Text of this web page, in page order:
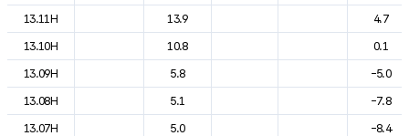
13.11H
13.9
4.7
13.10H
10.8
0.1
13.09H
5.8
-5.0
13.08H
5.1
-7.8
13.07H
5.0
-8.4